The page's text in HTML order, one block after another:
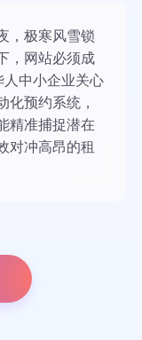
，极寒风雪锁
，网站必须成
人中小企业关心
化预约系统，
精准捕捉潜在
对冲高昂的租